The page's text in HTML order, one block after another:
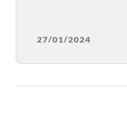
27/01/2024